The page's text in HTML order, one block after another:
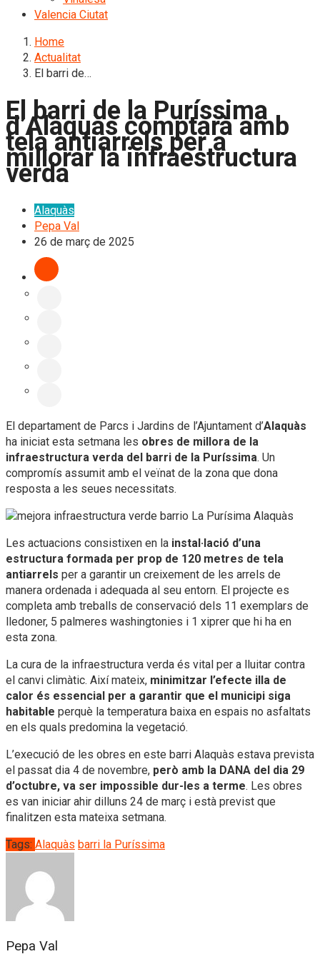
Valencia Ciutat
Home
Actualitat
El barri de…
El barri de la Puríssima
d’Alaquàs comptarà amb
tela antiarrels per a
millorar la infraestructura
verda
Alaquàs
Pepa Val
26 de març de 2025
El departament de Parcs i Jardins de l’Ajuntament d’Alaquàs
ha iniciat esta setmana les obres de millora de la
infraestructura verda del barri de la Puríssima. Un
compromís assumit amb el veïnat de la zona que dona
resposta a les seues necessitats.
Les actuacions consistixen en la instal·lació d’una
estructura formada per prop de 120 metres de tela
antiarrels per a garantir un creixement de les arrels de
manera ordenada i adequada al seu entorn. El projecte es
completa amb treballs de conservació dels 11 exemplars de
lledoner, 5 palmeres washingtonies i 1 xiprer que hi ha en
esta zona.
La cura de la infraestructura verda és vital per a lluitar contra
el canvi climàtic. Així mateix, minimitzar l’efecte illa de
calor és essencial per a garantir que el municipi siga
habitable perquè la temperatura baixa en espais no asfaltats
en els quals predomina la vegetació.
L’execució de les obres en este barri Alaquàs estava prevista
el passat dia 4 de novembre, però amb la DANA del dia 29
d’octubre, va ser impossible dur-les a terme. Les obres
es van iniciar ahir dilluns 24 de març i està previst que
finalitzen esta mateixa setmana.
Tags: Alaquàs barri la Puríssima
Pepa Val